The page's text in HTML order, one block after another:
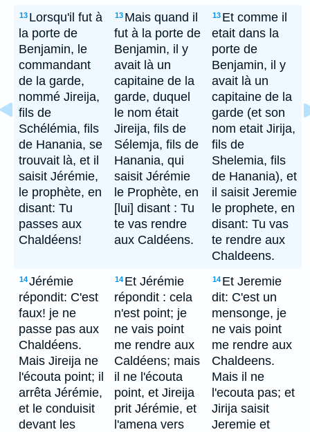
13 Lorsqu'il fut à
la porte de
Benjamin, le
commandant
de la garde,
nommé Jireija,
fils de
Schélémia, fils
de Hanania, se
trouvait là, et il
saisit Jérémie,
le prophète, en
disant: Tu
passes aux
Chaldéens!
13 Mais quand il
fut à la porte de
Benjamin, il y
avait là un
capitaine de la
garde, duquel
le nom était
Jireija, fils de
Sélemja, fils de
Hanania, qui
saisit Jérémie
le Prophète, en
[lui] disant : Tu
te vas rendre
aux Caldéens.
13 Et comme il
etait dans la
porte de
Benjamin, il y
avait là un
capitaine de la
garde (et son
nom etait Jirija,
fils de
Shelemia, fils
de Hanania), et
il saisit Jeremie
le prophete, en
disant: Tu vas
te rendre aux
Chaldeens.
14Jérémie
répondit: C'est
faux! je ne
passe pas aux
Chaldéens.
Mais Jireija ne
l'écouta point; il
arrêta Jérémie,
et le conduisit
devant les
14 Et Jérémie
répondit : cela
n'est point; je
ne vais point
me rendre aux
Caldéens; mais
il ne l'écouta
point, et Jireija
prit Jérémie, et
l'amena vers
14 Et Jeremie
dit: C'est un
mensonge, je
ne vais point
me rendre aux
Chaldeens.
Mais il ne
l'ecouta pas; et
Jirija saisit
Jeremie et